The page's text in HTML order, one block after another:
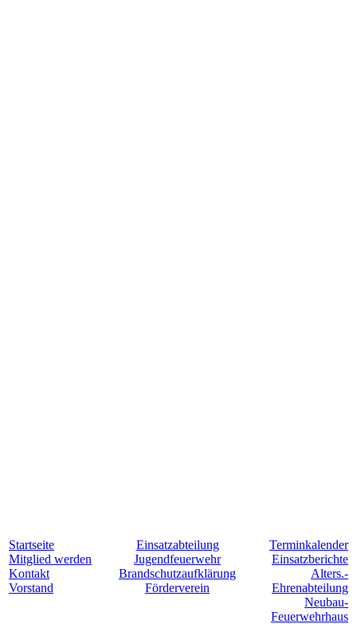
Startseite
Mitglied werden
Kontakt
Vorstand
Einsatzabteilung
Jugendfeuerwehr
Brandschutzaufklärung
Förderverein
Terminkalender
Einsatzberichte
Alters.-
Ehrenabteilung
Neubau-
Feuerwehrhaus